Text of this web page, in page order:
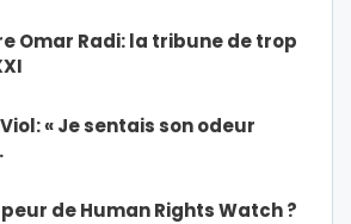
Omar Radi: la tribune de trop
« Je sentais son odeur
de Human Rights Watch ?